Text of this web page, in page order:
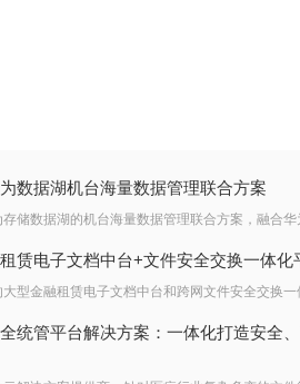
数据湖机台海量数据管理联合方案
赁电子文档中台+文件安全交换一体化
统管平台解决方案：一体化打造安全